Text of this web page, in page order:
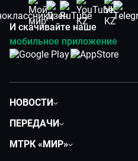
И скачивайте наше
мобильное приложение
НОВОСТИ
Экономика
ПЕРЕДАЧИ
МТРК «МИР»